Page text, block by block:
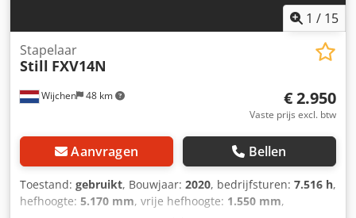
1 / 15
Wijchen 48 km
Stapelaar
Still FXV14N
€ 2.950
Vaste prijs excl. btw
Aanvragen Bellen
Toestand: gebruikt, Bouwjaar: 2020, bedrijfsturen: 7.516 h,
hefhoogte: 5.170 mm, vrije hefhoogte: 1.550 mm,